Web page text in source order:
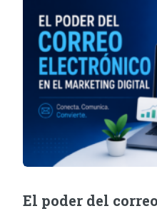
El poder del